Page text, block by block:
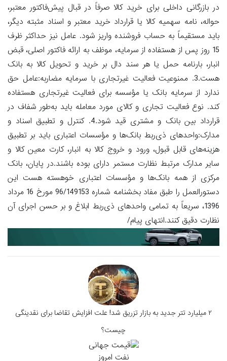
در بازرگانی داخلی برای خرید کالا صرفاً در قبال پیش‌فاکتور معتبر،
حواله، نامه سهمیه کالا یا قرارداد خرید معتبر و اسناد مثبته دیگر،
باید مستقیماً به حساب فروشنده واریز شود. عامل نیز حداکثر ظرف
15 روز پس از هستفاده از سرمایه، موظف به ارائه فاکتور اصلی، قبض
انبار، بارنامه حمل یا هر سند دال بر خرید و تحویل کالا به بانک
هست.3. ممنوعیت فعالیت غیرتجاری با سرمایه مضاربه:عامل حق
ندارد از سرمایه بانک یا مؤسسه برای فعالیت غیرتجاری هستفاده
کند. نوع فعالیت تجاری و کالای مورد معامله باید به‌طور شفاف در
قرارداد بین بانک و مشتری قید شود.4. کنترل و تطبیق اسناد و
مدارک:واحدهای ذی‌ربط بانک‌ها و مؤسسات اعتباری باید بر تطبیق
هزینه‌های قابل قبول، ورود و خروج کالا به انبار، کارت معین کالا و
سایر مدارک مرتبط نظارت مستمر دارای بوده باشند.در پایان، بانک
مرکزی از همه بانک‌ها و مؤسسات اعتباری خوهسته هست این
دستورالعمل را طبق مفاد بخشنامه شماره 96/149153 مورخ 16 مرداد
1396، سریعاً به تمامی واحدهای ذی‌ربط ابلاغ و بر حسن اجرای آن
نظارت دقیق کنند.انتهای پیام/
۲ میلیارد تتر جدید به بازار تزریق شد! علت افزایش تقاضا برای نقدینگی
چیست؟